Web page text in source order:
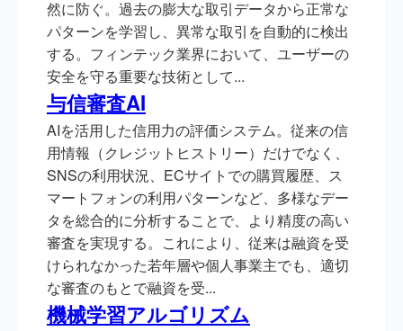
然に防ぐ。過去の膨大な取引データから正常な
パターンを学習し、異常な取引を自動的に検出
する。フィンテック業界において、ユーザーの
安全を守る重要な技術として...
与信審査AI
AIを活用した信用力の評価システム。従来の信
用情報（クレジットヒストリー）だけでなく、
SNSの利用状況、ECサイトでの購買履歴、ス
マートフォンの利用パターンなど、多様なデー
タを総合的に分析することで、より精度の高い
審査を実現する。これにより、従来は融資を受
けられなかった若年層や個人事業主でも、適切
な審査のもとで融資を受...
機械学習アルゴリズム